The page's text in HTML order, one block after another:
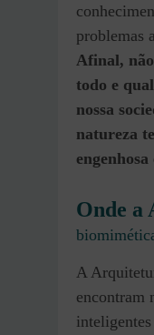
problemas
Afinal,
todo e
nossa
natureza
Onde a
A
encontram